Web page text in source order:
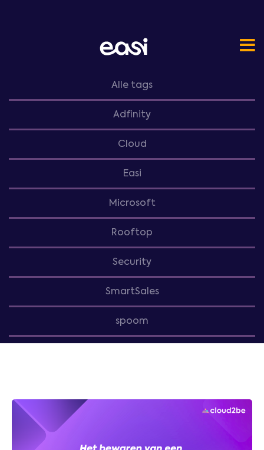
Alle tags
Adfinity
Cloud
Easi
Microsoft
Rooftop
Security
SmartSales
spoom